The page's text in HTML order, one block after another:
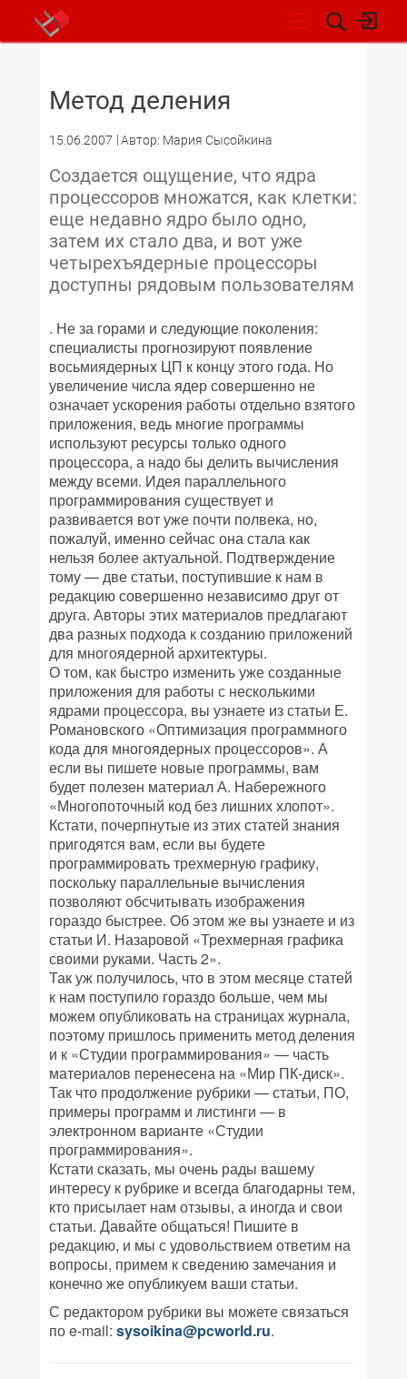
Метод деления
15.06.2007 Автор: Мария Сысойкина
Создается ощущение, что ядра
процессоров множатся, как клетки:
еще недавно ядро было одно,
затем их стало два, и вот уже
четырехъядерные процессоры
доступны рядовым пользователям
. Не за горами и следующие поколения:
специалисты прогнозируют появление
восьмиядерных ЦП к концу этого года. Но
увеличение числа ядер совершенно не
означает ускорения работы отдельно взятого
приложения, ведь многие программы
используют ресурсы только одного
процессора, а надо бы делить вычисления
между всеми. Идея параллельного
программирования существует и
развивается вот уже почти полвека, но,
пожалуй, именно сейчас она стала как
нельзя более актуальной. Подтверждение
тому — две статьи, поступившие к нам в
редакцию совершенно независимо друг от
друга. Авторы этих материалов предлагают
два разных подхода к созданию приложений
для многоядерной архитектуры.
О том, как быстро изменить уже созданные
приложения для работы с несколькими
ядрами процессора, вы узнаете из статьи Е.
Романовского «Оптимизация программного
кода для многоядерных процессоров». А
если вы пишете новые программы, вам
будет полезен материал А. Набережного
«Многопоточный код без лишних хлопот».
Кстати, почерпнутые из этих статей знания
пригодятся вам, если вы будете
программировать трехмерную графику,
поскольку параллельные вычисления
позволяют обсчитывать изображения
гораздо быстрее. Об этом же вы узнаете и из
статьи И. Назаровой «Трехмерная графика
своими руками. Часть 2».
Так уж получилось, что в этом месяце статей
к нам поступило гораздо больше, чем мы
можем опубликовать на страницах журнала,
поэтому пришлось применить метод деления
и к «Студии программирования» — часть
материалов перенесена на «Мир ПК-диск».
Так что продолжение рубрики — статьи, ПО,
примеры программ и листинги — в
электронном варианте «Студии
программирования».
Кстати сказать, мы очень рады вашему
интересу к рубрике и всегда благодарны тем,
кто присылает нам отзывы, а иногда и свои
статьи. Давайте общаться! Пишите в
редакцию, и мы с удовольствием ответим на
вопросы, примем к сведению замечания и
конечно же опубликуем ваши статьи.
С редактором рубрики вы можете связаться
по e-mail: sysoikina@pcworld.ru.